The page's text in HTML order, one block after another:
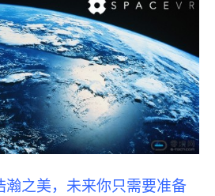
瀚之美，未来你只需要准备